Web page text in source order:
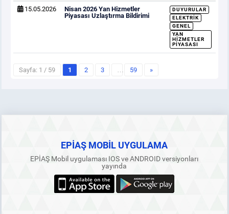
15.05.2026
Nisan 2026 Yan Hizmetler
Piyasası Uzlaştırma Bildirimi
DUYURULAR
ELEKTRIK
GENEL
YAN
HIZMETLER
PIYASASI
Sayfa: 1 / 59 1 2 3 … 59 »
EPİAŞ MOBİL UYGULAMA
EPİAŞ Mobil uygulaması IOS ve ANDROID versiyonları
yayında